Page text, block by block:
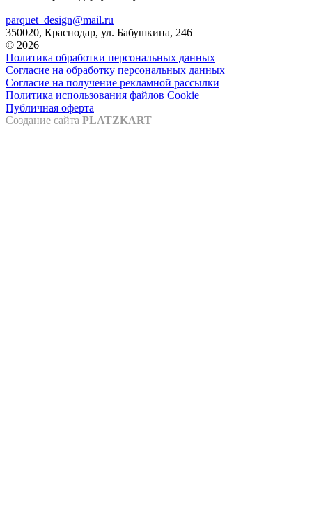
parquet_design@mail.ru
350020, Краснодар, ул. Бабушкина, 246
© 2026
Политика обработки персональных данных
Согласие на обработку персональных данных
Согласие на получение рекламной рассылки
Политика использования файлов Cookie
Публичная оферта
Создание сайта PLATZKART